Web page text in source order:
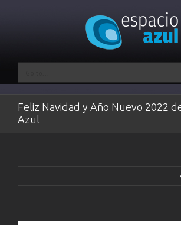
Feliz Navidad y Año Nuevo 2022
Azul